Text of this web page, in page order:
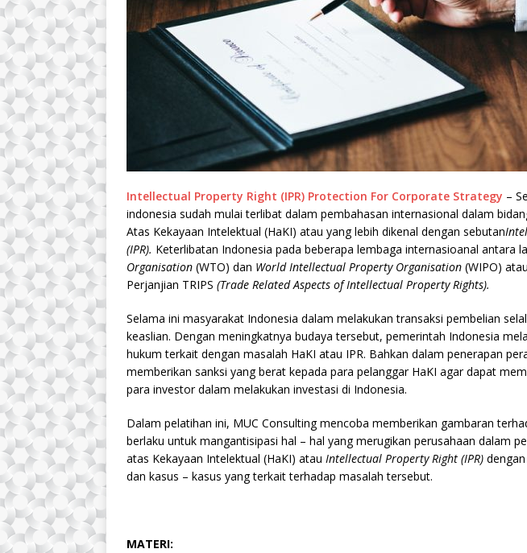
Intellectual Property Right (IPR) Protection For Corporate Strategy –
indonesia sudah mulai terlibat dalam pembahasan internasional dalam
Atas Kekayaan Intelektual (HaKI) atau yang lebih dikenal dengan sebutan
(IPR). Keterlibatan Indonesia pada beberapa lembaga internasioanal antara
Organisation (WTO) dan World Intellectual Property Organisation (WIPO)
Perjanjian TRIPS (Trade Related Aspects of Intellectual Property Rights).
Selama ini masyarakat Indonesia dalam melakukan transaksi pembelian
keaslian. Dengan meningkatnya budaya tersebut, pemerintah Indonesia
hukum terkait dengan masalah HaKI atau IPR. Bahkan dalam penerapan
memberikan sanksi yang berat kepada para pelanggar HaKI agar dapat
para investor dalam melakukan investasi di Indonesia.
Dalam pelatihan ini, MUC Consulting mencoba memberikan gambaran
berlaku untuk mangantisipasi hal – hal yang merugikan perusahaan dalam
atas Kekayaan Intelektual (HaKI) atau Intellectual Property Right (IPR)
dan kasus – kasus yang terkait terhadap masalah tersebut.
MATERI: